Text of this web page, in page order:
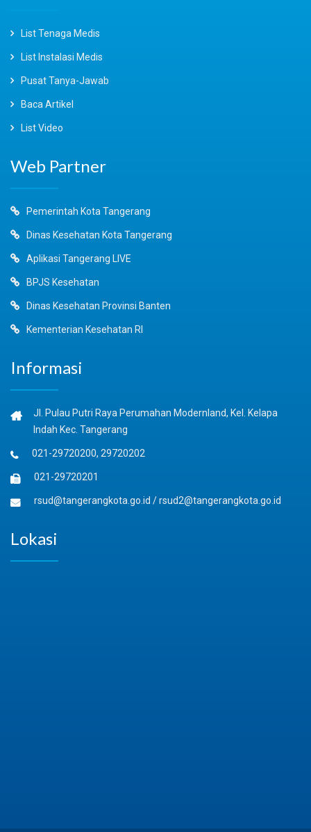
List Tenaga Medis
List Instalasi Medis
Pusat Tanya-Jawab
Baca Artikel
List Video
Web Partner
Pemerintah Kota Tangerang
Dinas Kesehatan Kota Tangerang
Aplikasi Tangerang LIVE
BPJS Kesehatan
Dinas Kesehatan Provinsi Banten
Kementerian Kesehatan RI
Informasi
Jl. Pulau Putri Raya Perumahan Modernland, Kel. Kelapa
Indah Kec. Tangerang
021-29720200, 29720202
021-29720201
rsud@tangerangkota.go.id /rsud2@tangerangkota.go.id
Lokasi